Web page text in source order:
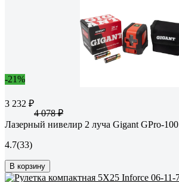
-21%
3 232 ₽
4 078 ₽
Лазерный нивелир 2 луча Gigant GPro-100
4.7(33)
В корзину